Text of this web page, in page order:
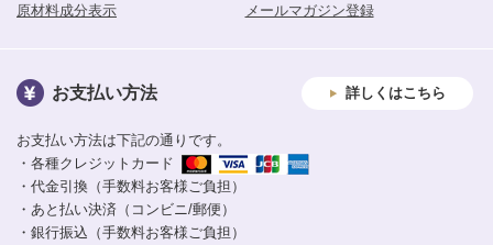
原材料成分表示
メールマガジン登録
お支払い方法 詳しくはこちら
お支払い方法は下記の通りです。
・各種クレジットカード
・代金引換（手数料お客様ご負担）
・あと払い決済（コンビニ/郵便）
・銀行振込（手数料お客様ご負担）